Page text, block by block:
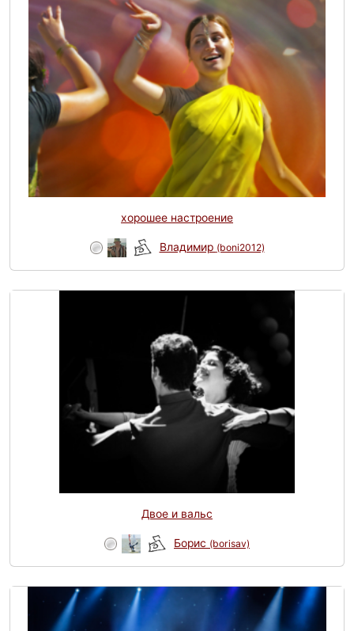
хорошее настроение
Владимир (boni2012)
Двое и вальс
Борис (borisav)